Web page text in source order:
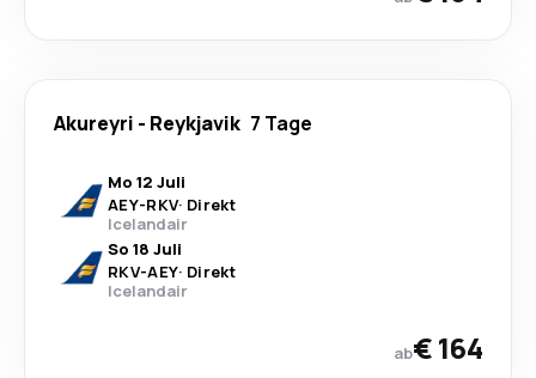
Akureyri - Reykjavik 7 Tage
Mo 12 Juli
AEY-RKV· Direkt
Icelandair
So 18 Juli
RKV-AEY· Direkt
Icelandair
ab€ 164